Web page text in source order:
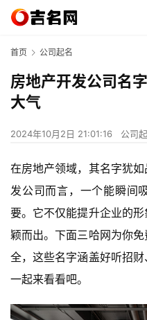
首页 公司起名
房地产开发公司名
大气
2024年10月2日 21:01:16 公司
在房地产领域，其名字犹
发公司而言，一个能瞬间
要。它不仅能提升企业的
颖而出。下面三哈网为你
全，这些名字涵盖好听招财
一起来看看吧。